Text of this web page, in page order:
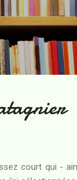
court qui -